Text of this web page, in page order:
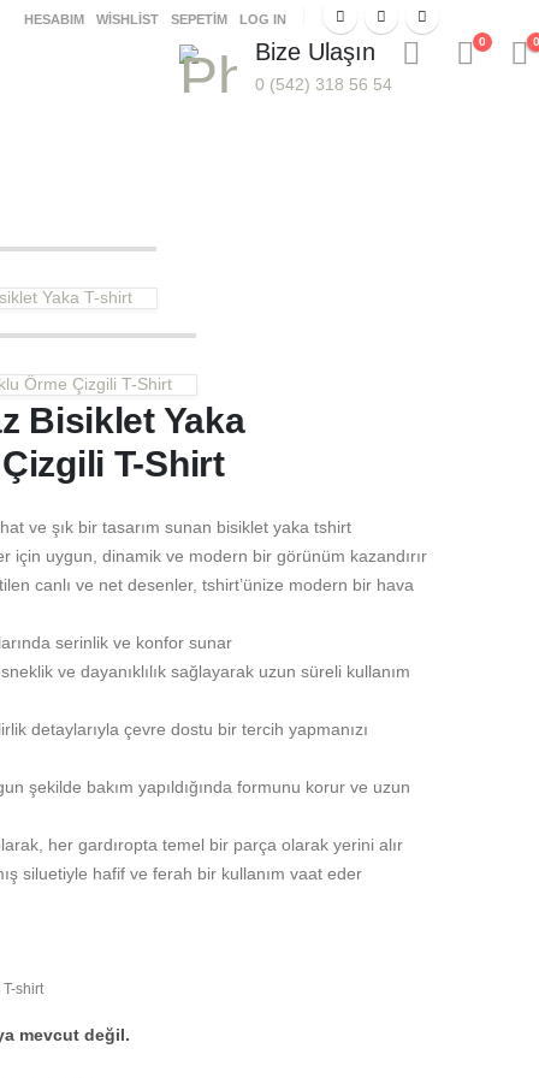
HESABIM WISHLIST SEPETIM LOG IN
Bize Ulaşın
0 (542) 318 56 54
0 0
Yaka T-shirt
Örme Çizgili T-Shirt
Bisiklet Yaka
T-Shirt
ve şık bir tasarım sunan bisiklet yaka tshirt
için uygun, dinamik ve modern bir görünüm kazandırır
canlı ve net desenler, tshirt’ünize modern bir hava
serinlik ve konfor sunar
ve dayanıklılık sağlayarak uzun süreli kullanım
detaylarıyla çevre dostu bir tercih yapmanızı
şekilde bakım yapıldığında formunu korur ve uzun
her gardıropta temel bir parça olarak yerini alır
siluetiyle hafif ve ferah bir kullanım vaat eder
T-shirt
mevcut değil.